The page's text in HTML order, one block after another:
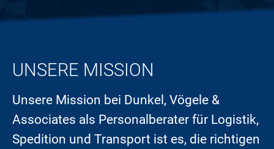
UNSERE MISSION
Unsere Mission bei Dunkel, Vögele &
Associates als Personalberater für Logistik,
Spedition und Transport ist es, die richtigen